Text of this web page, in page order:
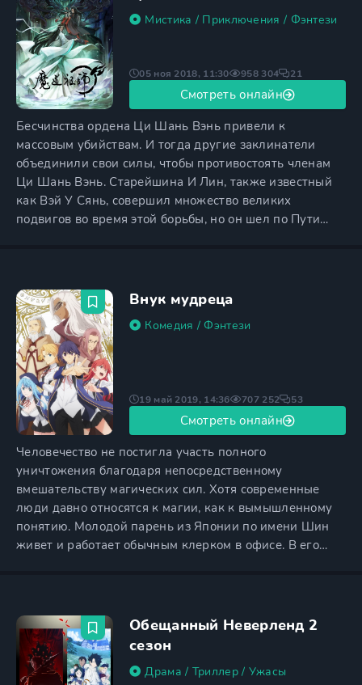
Мистика / Приключения / Фэнтези
Бесчинства ордена Ци Шань Вэнь привели к
массовым убийствам. И тогда другие заклинатели
объединили свои силы, чтобы противостоять членам
Ци Шань Вэнь. Старейшина И Лин, также известный
как Вэй У Сянь, совершил множество великих
подвигов во время этой борьбы, но он шел по Пути
которого У Сянь считал своим названным братом,
предал его. Заклинатель сделал все
05 ноя 2018, 11:30 958 304 21
Смотреть онлайн
Внук мудреца
Комедия / Фэнтези
Человечество не постигла участь полного
уничтожения благодаря непосредственному
вмешательству магических сил. Хотя современные
люди давно относятся к магии, как к вымышленному
понятию. Молодой парень из Японии по имени Шин
живет и работает обычным клерком в офисе. В его
несчастного случая, в результате которого он умирает
и заново рождается уже в другом мире.
19 май 2019, 14:36 707 252 53
Смотреть онлайн
Обещанный Неверленд 2
сезон
Драма / Триллер/ Ужасы